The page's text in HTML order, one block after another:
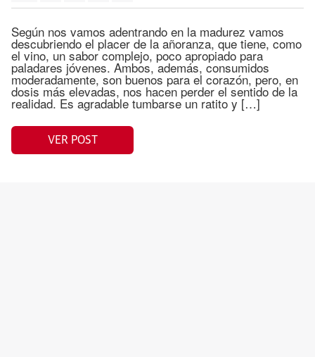
Según nos vamos adentrando en la madurez vamos
descubriendo el placer de la añoranza, que tiene, como
el vino, un sabor complejo, poco apropiado para
paladares jóvenes. Ambos, además, consumidos
moderadamente, son buenos para el corazón, pero, en
dosis más elevadas, nos hacen perder el sentido de la
realidad. Es agradable tumbarse un ratito y […]
VER POST